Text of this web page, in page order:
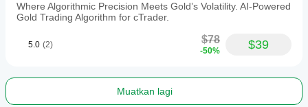
Where Algorithmic Precision Meets Gold’s Volatility. AI-Powered
Gold Trading Algorithm for cTrader.
5.0 (2) $78
-50% $39
Muatkan lagi